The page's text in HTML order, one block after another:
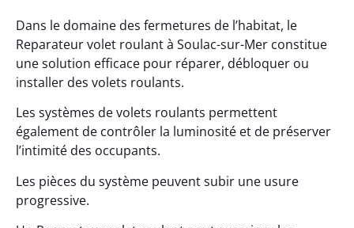
Dans le domaine des fermetures de l’habitat, le
Reparateur volet roulant à Soulac-sur-Mer constitue
une solution efficace pour réparer, débloquer ou
installer des volets roulants.
Les systèmes de volets roulants permettent
également de contrôler la luminosité et de préserver
l’intimité des occupants.
Les pièces du système peuvent subir une usure
progressive.